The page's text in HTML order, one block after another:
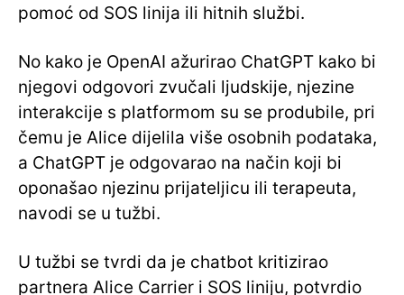
pomoć od SOS linija ili hitnih službi.
No kako je OpenAI ažurirao ChatGPT kako bi
njegovi odgovori zvučali ljudskije, njezine
interakcije s platformom su se produbile, pri
čemu je Alice dijelila više osobnih podataka,
a ChatGPT je odgovarao na način koji bi
oponašao njezinu prijateljicu ili terapeuta,
navodi se u tužbi.
U tužbi se tvrdi da je chatbot kritizirao
partnera Alice Carrier i SOS liniju, potvrdio